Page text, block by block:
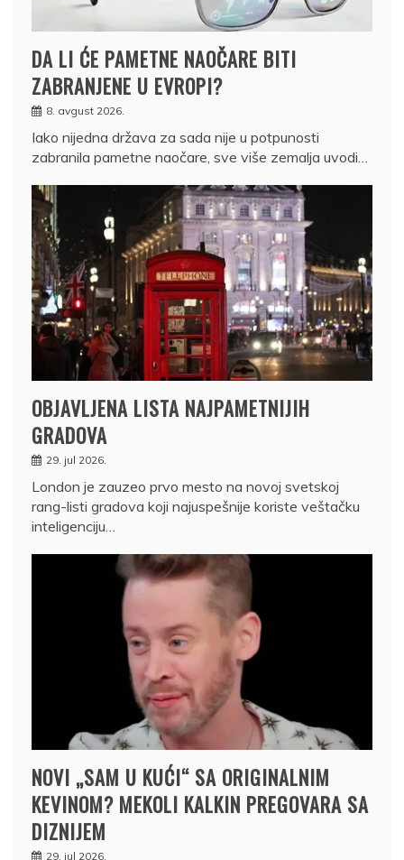
DA LI ĆE PAMETNE NAOČARE BITI
ZABRANJENE U EVROPI?
8. avgust 2026.
Iako nijedna država za sada nije u potpunosti
zabranila pametne naočare, sve više zemalja uvodi…
OBJAVLJENA LISTA NAJPAMETNIJIH
GRADOVA
29. jul 2026.
London je zauzeo prvo mesto na novoj svetskoj
rang-listi gradova koji najuspešnije koriste veštačku
inteligenciju…
NOVI „SAM U KUĆI“ SA ORIGINALNIM
KEVINOM? MEKOLI KALKIN PREGOVARA SA
DIZNIJEM
29. jul 2026.